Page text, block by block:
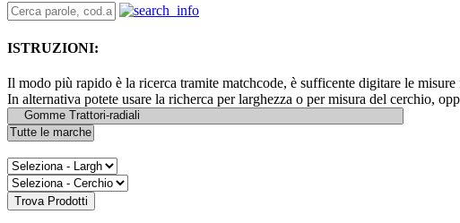
ISTRUZIONI:
Il modo più rapido è la ricerca tramite matchcode, è sufficente digitare le
In alternativa potete usare la richerca per larghezza o per misura del cerchio,